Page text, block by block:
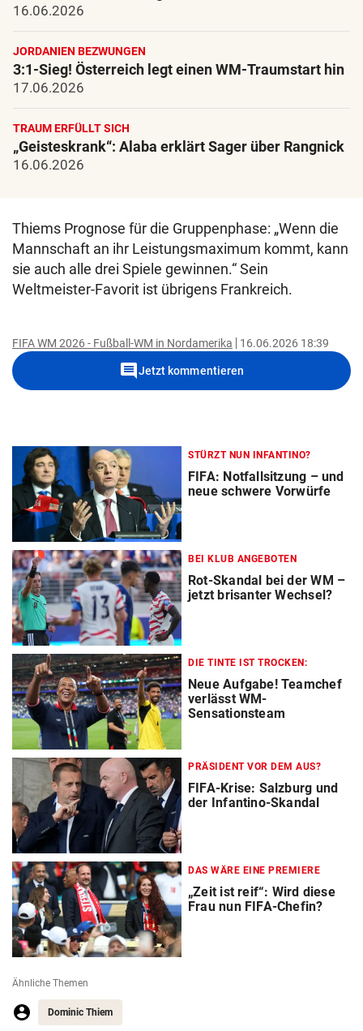
16.06.2026
JORDANIEN BEZWUNGEN
3:1-Sieg! Österreich legt einen WM-Traumstart hin
17.06.2026
TRAUM ERFÜLLT SICH
„Geisteskrank“: Alaba erklärt Sager über Rangnick
16.06.2026
Thiems Prognose für die Gruppenphase: „Wenn die
Mannschaft an ihr Leistungsmaximum kommt, kann
sie auch alle drei Spiele gewinnen.“ Sein
Weltmeister-Favorit ist übrigens Frankreich.
FIFA WM 2026 - Fußball-WM in Nordamerika 16.06.2026 18:39
commentJetzt kommentieren
STÜRZT NUN INFANTINO?
FIFA: Notfallsitzung – und
neue schwere Vorwürfe
BEI KLUB ANGEBOTEN
Rot-Skandal bei der WM –
jetzt brisanter Wechsel?
DIE TINTE IST TROCKEN:
Neue Aufgabe! Teamchef
verlässt WM-
Sensationsteam
PRÄSIDENT VOR DEM AUS?
FIFA-Krise: Salzburg und
der Infantino-Skandal
DAS WÄRE EINE PREMIERE
„Zeit ist reif“: Wird diese
Frau nun FIFA-Chefin?
Ähnliche Themen
Dominic Thiem